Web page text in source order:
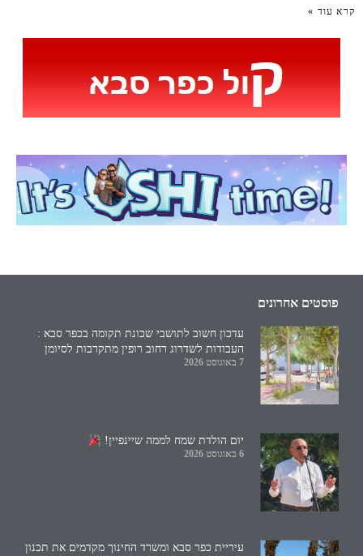
קרא עוד »
פוסטים אחרונים
עדכון חשוב לתושבי שכונת תקומה בכפר סבא :
העבודות לשדרוג רחוב רופין מתקרבות לסיומן
7 באוגוסט 2026
יום הולדת שמח לממה שיינפיין!
6 באוגוסט 2026
עיריית כפר סבא ומשרד החינוך מקדמים את תכנון